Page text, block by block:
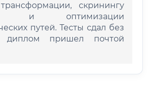
скринингу
и оптимизации
путей. Тесты сдал без
диплом пришел почтой